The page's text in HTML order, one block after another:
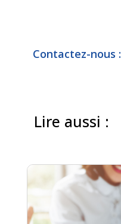
Contactez-nous :
Lire aussi :